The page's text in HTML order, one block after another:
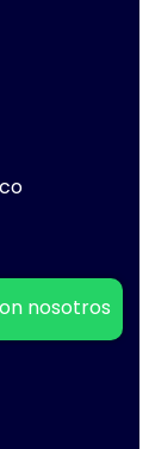
nosotros